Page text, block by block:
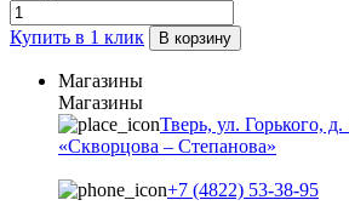
Купить в 1 клик В корзину
Магазины
Магазины
Тверь, ул. Горького,
«Скворцова – Степанова»
+7 (4822) 53-38-95